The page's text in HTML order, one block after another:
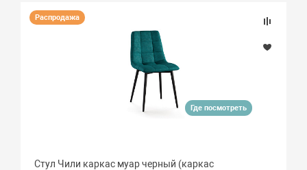
Распродажа
Где посмотреть
Стул Чили каркас муар черный (каркас